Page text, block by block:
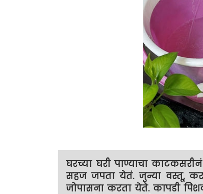
घरच्या घरी पाण्याचा
सहज जपता येतं. जुन्या वस्तू,
जोपासना करता येते. कापडी